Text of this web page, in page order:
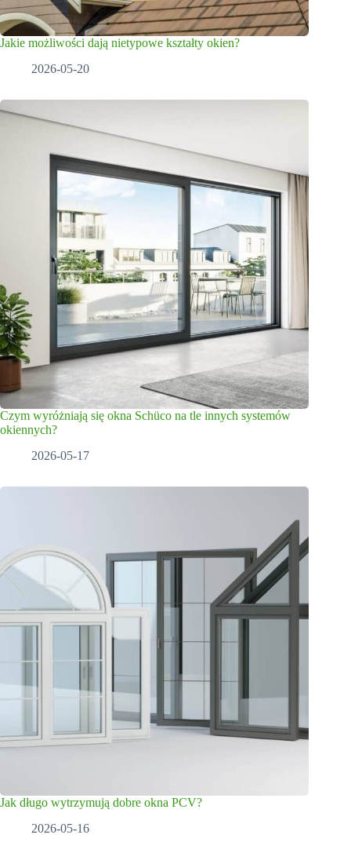
Jakie możliwości dają nietypowe kształty okien?
2026-05-20
Czym wyróżniają się okna Schüco na tle innych systemów
okiennych?
2026-05-17
Jak długo wytrzymują dobre okna PCV?
2026-05-16